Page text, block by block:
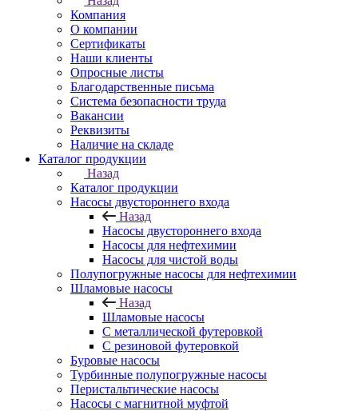
Компания
О компании
Сертификаты
Наши клиенты
Опросные листы
Благодарственные письма
Система безопасности труда
Вакансии
Реквизиты
Наличие на складе
Каталог продукции
Назад
Каталог продукции
Насосы двустороннего входа
Назад
Насосы двустороннего входа
Насосы для нефтехимии
Насосы для чистой воды
Полупогружные насосы для нефтехимии
Шламовые насосы
Назад
Шламовые насосы
С металлической футеровкой
С резиновой футеровкой
Буровые насосы
Турбинные полупогружные насосы
Перистальтические насосы
Насосы с магнитной муфтой